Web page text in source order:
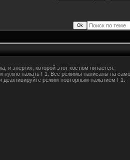
и энергия, которой этот костюм питается.
нажать F1. Все режимы написаны на
режим повторным нажатием F1.